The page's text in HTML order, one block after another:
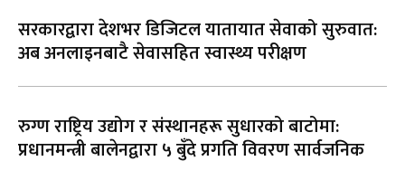
सरकारद्वारा देशभर डिजिटल यातायात सेवाको सुरुवात:
अब अनलाइनबाटै सेवासहित स्वास्थ्य परीक्षण
रुग्ण राष्ट्रिय उद्योग र संस्थानहरू सुधारको बाटोमा:
प्रधानमन्त्री बालेनद्वारा ५ बुँदे प्रगति विवरण सार्वजनिक